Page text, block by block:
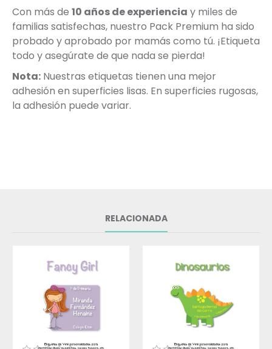
Con más de 10 años de experiencia y miles de
familias satisfechas, nuestro Pack Premium ha sido
probado y aprobado por mamás como tú. ¡Etiqueta
todo y asegúrate de que nada se pierda!
Nota: Nuestras etiquetas tienen una mejor
adhesión en superficies lisas. En superficies rugosas,
la adhesión puede variar.
RELACIONADA